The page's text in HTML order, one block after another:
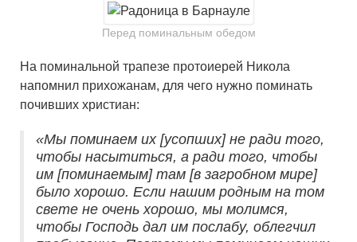
Перед поминальным обедом
На поминальной трапезе протоиерей Никола
напомнил прихожанам, для чего нужно поминать
почивших христиан:
«Мы поминаем их [усопших] не ради того,
чтобы насытиться, а ради того, чтобы
им [поминаемым] там [в загробном мире]
было хорошо. Если нашим родным на том
свете не очень хорошо, мы молимся,
чтобы Господь дал им послабу, облегчил